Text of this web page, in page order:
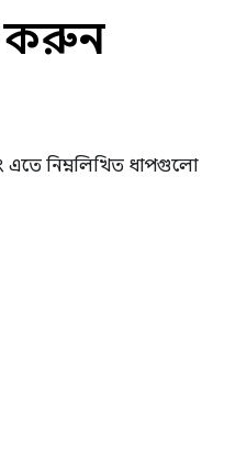
করুন
এতে নিম্নলিখিত ধাপগুলো